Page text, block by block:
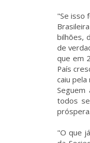
"Se isso
bilhões,
de
que em
País
caiu pela
todos
próspera.
"O que